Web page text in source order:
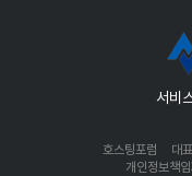
서비
호스팅포럼 대
개인정보책